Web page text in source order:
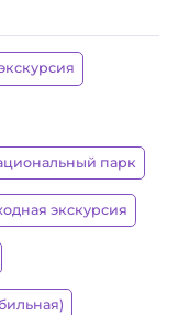
парк
экскурсия